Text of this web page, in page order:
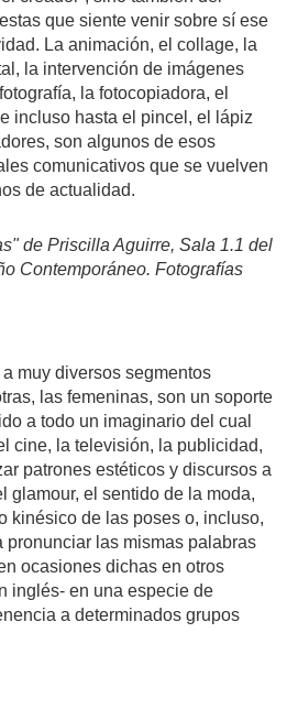
que siente venir sobre sí ese
La animación, el collage, la
la intervención de imágenes
la fotocopiadora, el
incluso hasta el pincel, el lápiz
son algunos de esos
comunicativos que se vuelven
de actualidad.
de Priscilla Aguirre, Sala 1.1 del
Contemporáneo. Fotografías
muy diversos segmentos
las femeninas, son un soporte
a todo un imaginario del cual
cine, la televisión, la publicidad,
patrones estéticos y discursos a
glamour, el sentido de la moda,
kinésico de las poses o, incluso,
pronunciar las mismas palabras
ocasiones dichas en otros
inglés- en una especie de
a determinados grupos